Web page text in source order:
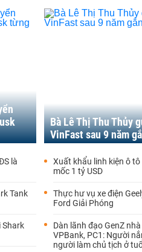
là
Tank
Shark
Bà Lê Thị Thu Thủy
VinFast sau 9 năm
Xuất khẩu linh kiện ô
mốc 1 tỷ USD
Thực hư vụ xe điện
Ford Giải Phóng
Dàn lãnh đạo GenZ
VPBank, PC1: Người
người làm chủ tịch ở